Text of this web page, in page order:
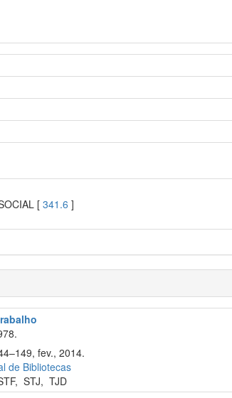
[341.6 ]
fev., 2014.
de Bibliotecas
,STJ,TJD